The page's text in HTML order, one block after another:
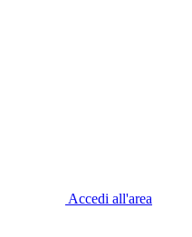
Accedi all'area